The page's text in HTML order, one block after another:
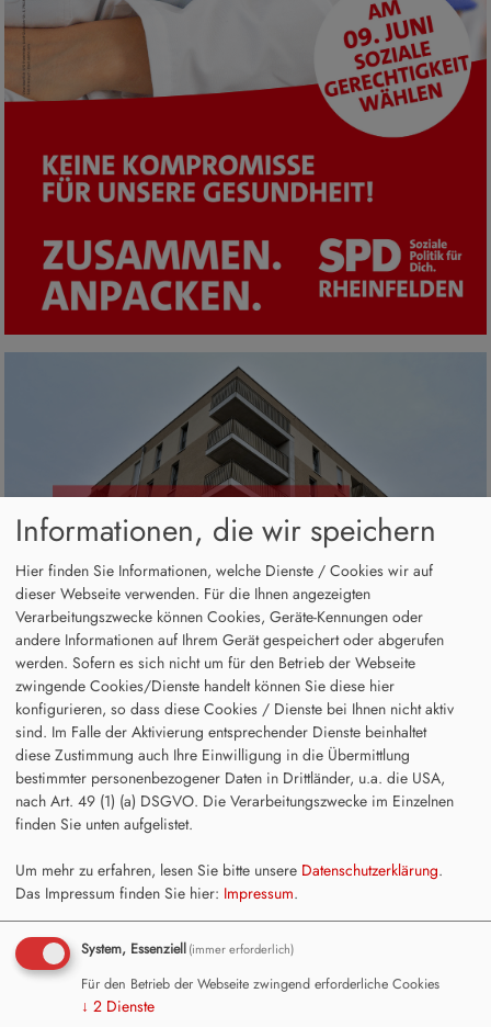
Informationen, die wir speichern
Hier finden Sie Informationen, welche Dienste / Cookies wir auf
dieser Webseite verwenden. Für die Ihnen angezeigten
Verarbeitungszwecke können Cookies, Geräte-Kennungen oder
andere Informationen auf Ihrem Gerät gespeichert oder abgerufen
werden. Sofern es sich nicht um für den Betrieb der Webseite
zwingende Cookies/Dienste handelt können Sie diese hier
konfigurieren, so dass diese Cookies / Dienste bei Ihnen nicht aktiv
sind. Im Falle der Aktivierung entsprechender Dienste beinhaltet
diese Zustimmung auch Ihre Einwilligung in die Übermittlung
bestimmter personenbezogener Daten in Drittländer, u.a. die USA,
nach Art. 49 (1) (a) DSGVO. Die Verarbeitungszwecke im Einzelnen
finden Sie unten aufgelistet.
Um mehr zu erfahren, lesen Sie bitte unsere Datenschutzerklärung.
Das Impressum finden Sie hier: Impressum.
System, Essenziell(immer erforderlich)
Für den Betrieb der Webseite zwingend erforderliche Cookies
↓ 2 Dienste